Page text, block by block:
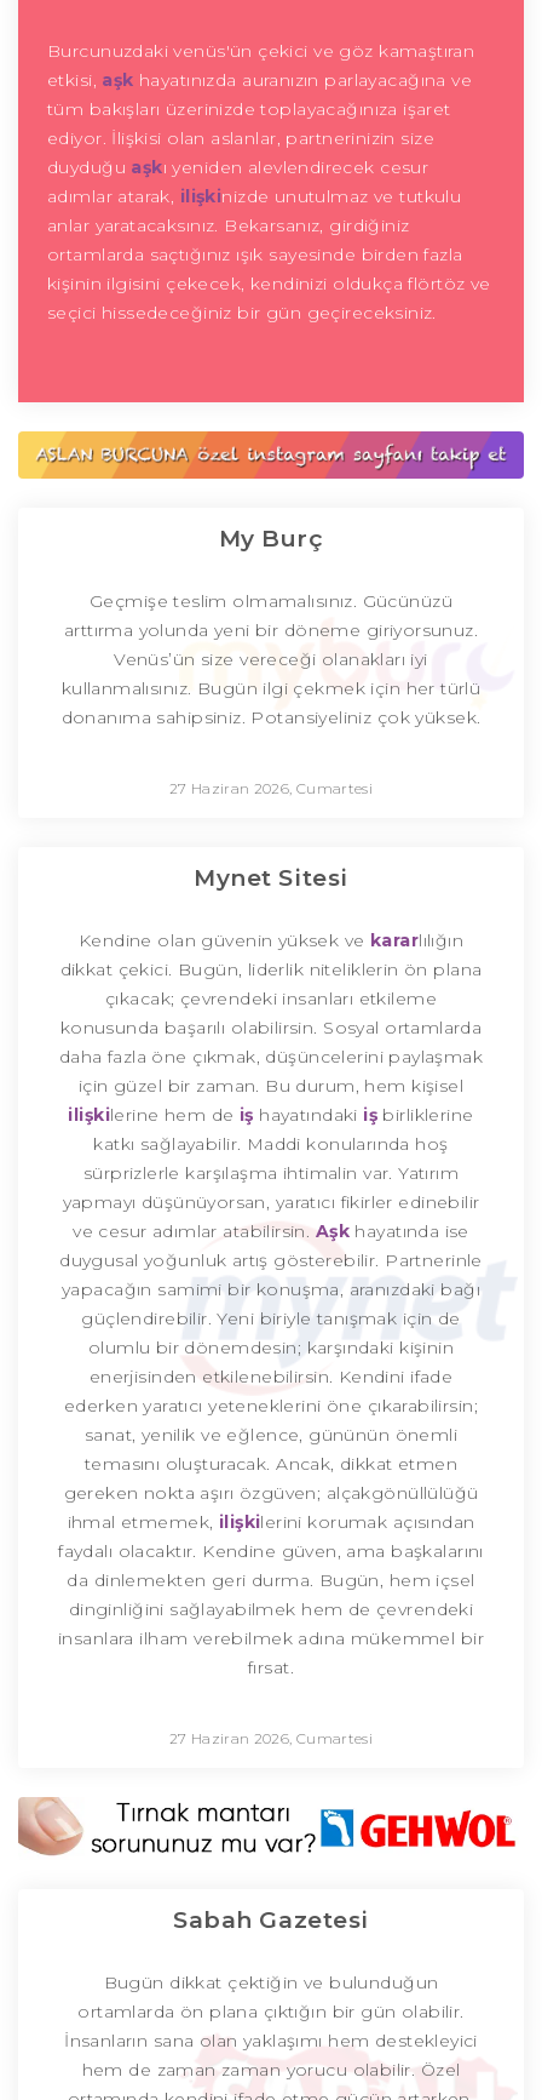
Burcunuzdaki venüs'ün çekici ve göz kamaştıran
etkisi, aşk hayatınızda auranızın parlayacağına ve
tüm bakışları üzerinizde toplayacağınıza işaret
ediyor. İlişkisi olan aslanlar, partnerinizin size
duyduğu aşkı yeniden alevlendirecek cesur
adımlar atarak, ilişkinizde unutulmaz ve tutkulu
anlar yaratacaksınız. Bekarsanız, girdiğiniz
ortamlarda saçtığınız ışık sayesinde birden fazla
kişinin ilgisini çekecek, kendinizi oldukça flörtöz ve
seçici hissedeceğiniz bir gün geçireceksiniz.
My Burç
Geçmişe teslim olmamalısınız. Gücünüzü
arttırma yolunda yeni bir döneme giriyorsunuz.
Venüs’ün size vereceği olanakları iyi
kullanmalısınız. Bugün ilgi çekmek için her türlü
donanıma sahipsiniz. Potansiyeliniz çok yüksek.
27 Haziran 2026, Cumartesi
Mynet Sitesi
Kendine olan güvenin yüksek ve kararlılığın
dikkat çekici. Bugün, liderlik niteliklerin ön plana
çıkacak; çevrendeki insanları etkileme
konusunda başarılı olabilirsin. Sosyal ortamlarda
daha fazla öne çıkmak, düşüncelerini paylaşmak
için güzel bir zaman. Bu durum, hem kişisel
ilişkilerine hem de iş hayatındaki iş birliklerine
katkı sağlayabilir. Maddi konularında hoş
sürprizlerle karşılaşma ihtimalin var. Yatırım
yapmayı düşünüyorsan, yaratıcı fikirler edinebilir
ve cesur adımlar atabilirsin. Aşkhayatında ise
duygusal yoğunluk artış gösterebilir. Partnerinle
yapacağın samimi bir konuşma, aranızdaki bağı
güçlendirebilir. Yeni biriyle tanışmak için de
olumlu bir dönemdesin; karşındaki kişinin
enerjisinden etkilenebilirsin. Kendini ifade
ederken yaratıcı yeteneklerini öne çıkarabilirsin;
sanat, yenilik ve eğlence, gününün önemli
temasını oluşturacak. Ancak, dikkat etmen
gereken nokta aşırı özgüven; alçakgönüllülüğü
ihmal etmemek, ilişkilerini korumak açısından
faydalı olacaktır. Kendine güven, ama başkalarını
da dinlemekten geri durma. Bugün, hem içsel
dinginliğini sağlayabilmek hem de çevrendeki
insanlara ilham verebilmek adına mükemmel bir
fırsat.
27 Haziran 2026, Cumartesi
Sabah Gazetesi
Bugün dikkat çektiğin ve bulunduğun
ortamlarda ön plana çıktığın bir gün olabilir.
İnsanların sana olan yaklaşımı hem destekleyici
hem de zaman zaman yorucu olabilir. Özel